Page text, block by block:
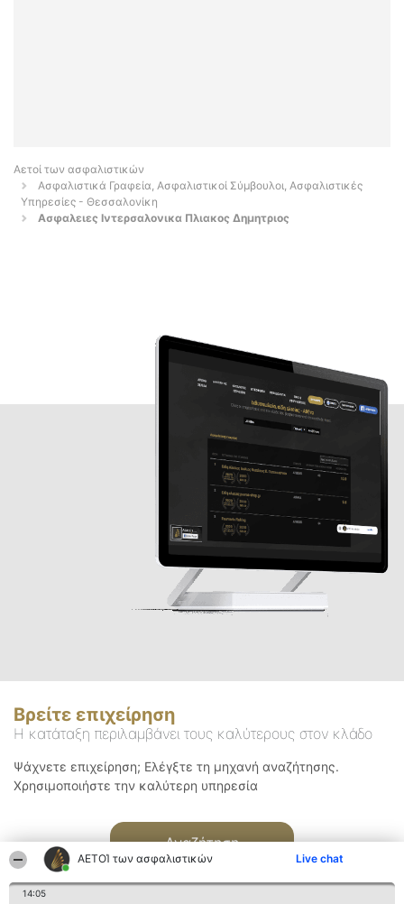
ΑΕΤΟΊ των ασφαλιστικών Live chat
14:05
Αετοί των ασφαλιστικών
Ασφαλιστικά Γραφεία, Ασφαλιστικοί Σύμβουλοι, Ασφαλιστικές
Υπηρεσίες - Θεσσαλονίκη
Ασφαλειες Ιντερσαλονικα Πλιακος Δημητριος
Βρείτε επιχείρηση
Η κατάταξη περιλαμβάνει τους καλύτερους στον κλάδο
Ψάχνετε επιχείρηση; Ελέγξτε τη μηχανή αναζήτησης.
Χρησιμοποιήστε την καλύτερη υπηρεσία
Αναζήτηση